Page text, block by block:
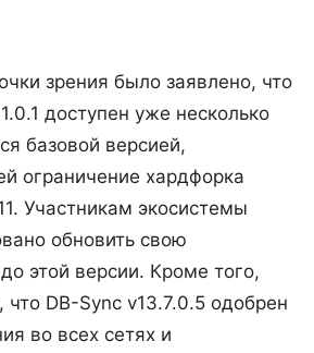
зрения было заявлено, что
доступен уже несколько
базовой версией,
ограничение хардфорка
Участникам экосистемы
обновить свою
этой версии. Кроме того,
DB-Sync v13.7.0.5 одобрен
во всех сетях и